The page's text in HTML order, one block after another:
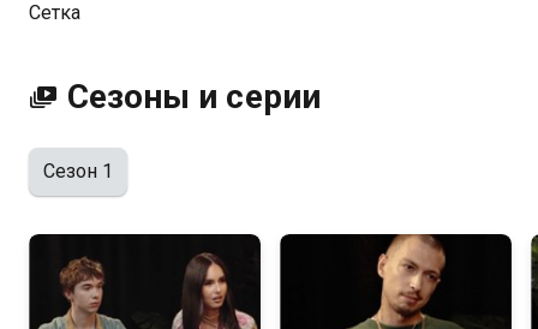
Сетка
Сезоны и серии
Сезон 1